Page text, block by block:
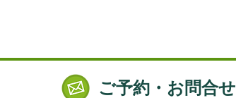
ご予約・お問合せ